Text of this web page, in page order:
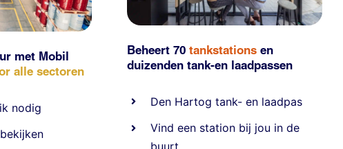
met Mobil
alle sectoren
nodig
Beheert 70tankstationsen
duizendentank-en laadpassen
Den Hartog tank- en laadpas
Vind een station bij jou in de
buurt